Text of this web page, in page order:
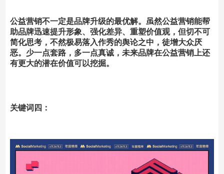
公益营销不一定是品牌升级的最优解。
虽然公益营销能帮
助品牌迅速提升形象、强化差异、重塑价值观，但切不可
简化思考，不然极易落入作秀的舆论之中，徒增大众厌
恶。少一点套路，多一点真诚，未来品牌在公益营销上还
有更大的潜在价值可以挖掘。
关键词四：